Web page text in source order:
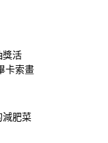
獎活
卡索畫
減肥菜